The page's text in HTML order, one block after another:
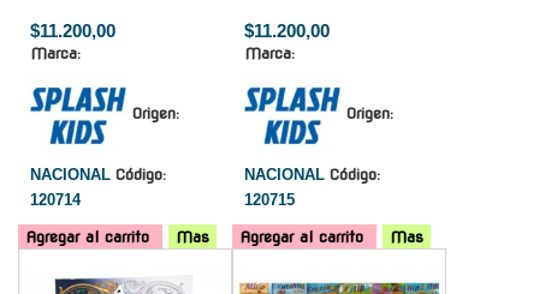
$11.200,00
Marca:
Origen:
NACIONAL Código:
120714
Agregar al carrito Mas
$11.200,00
Marca:
Origen:
NACIONAL Código:
120715
Agregar al carrito
Mas